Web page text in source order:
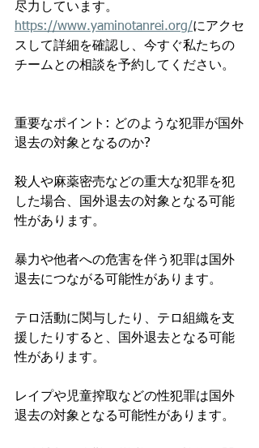
尽力しています。
https://www.yaminotanrei.org/にアクセ
スして詳細を確認し、今すぐ私たちの
チームとの相談を予約してください。
重要なポイント: どのような犯罪が国外
退去の対象となるのか?
殺人や麻薬密売などの重大な犯罪を犯
した場合、国外退去の対象となる可能
性があります。
暴力や他者への危害を伴う犯罪は国外
退去につながる可能性があります。
テロ活動に関与したり、テロ組織を支
援したりすると、国外退去となる可能
性があります。
レイプや児童搾取などの性犯罪は国外
退去の対象となる可能性があります。